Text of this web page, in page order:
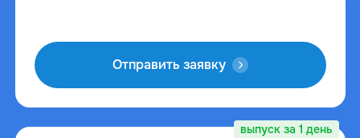
Отправить заявку
выпуск за 1 день